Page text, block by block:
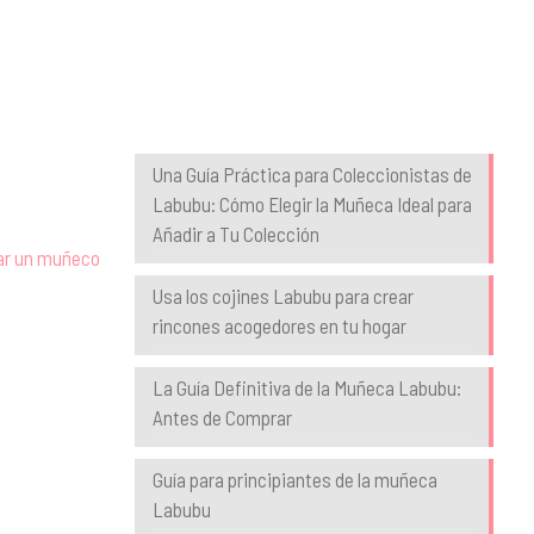
un muñeco
Una Guía Práctica para Coleccionistas de
Labubu: Cómo Elegir la Muñeca Ideal para
Añadir a Tu Colección
Usa los cojines Labubu para crear
rincones acogedores en tu hogar
La Guía Definitiva de la Muñeca Labubu:
Antes de Comprar
Guía para principiantes de la muñeca
Labubu